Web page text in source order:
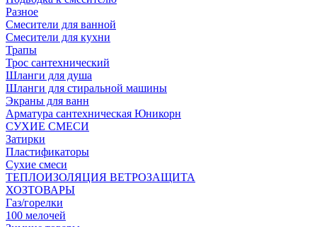
Разное
Смесители для ванной
Смесители для кухни
Трапы
Трос сантехнический
Шланги для душа
Шланги для стиральной машины
Экраны для ванн
Арматура сантехническая Юникорн
СУХИЕ СМЕСИ
Затирки
Пластификаторы
Сухие смеси
ТЕПЛОИЗОЛЯЦИЯ ВЕТРОЗАЩИТА
ХОЗТОВАРЫ
Газ/горелки
100 мелочей